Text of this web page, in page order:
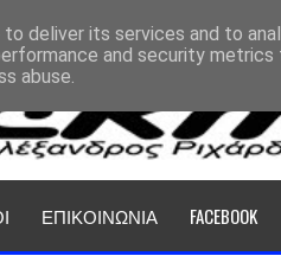
ΕΠΙΚΟΙΝΩΝΙΑ FACEBOOK
deliver its services and to
and security
abuse.